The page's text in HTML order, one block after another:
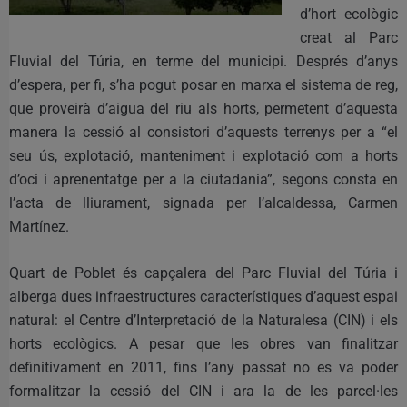
d’hort ecològic
creat al Parc
Fluvial del Túria, en terme del municipi. Després d’anys
d’espera, per fi, s’ha pogut posar en marxa el sistema de reg,
que proveirà d’aigua del riu als horts, permetent d’aquesta
manera la cessió al consistori d’aquests terrenys per a “el
seu ús, explotació, manteniment i explotació com a horts
d’oci i aprenentatge per a la ciutadania”, segons consta en
l’acta de lliurament, signada per l’alcaldessa, Carmen
Martínez.
Quart de Poblet és capçalera del Parc Fluvial del Túria i
alberga dues infraestructures característiques d’aquest espai
natural: el Centre d’Interpretació de la Naturalesa (CIN) i els
horts ecològics. A pesar que les obres van finalitzar
definitivament en 2011, fins l’any passat no es va poder
formalitzar la cessió del CIN i ara la de les parcel·les